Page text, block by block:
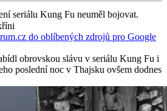
seriálu Kung Fu neuměl bojovat.
do oblíbených zdrojů pro Google
obrovskou slávu v seriálu Kung Fu i
poslední noc v Thajsku ovšem dodnes